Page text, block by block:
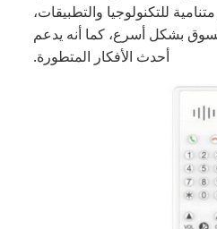
للتكنولوجيا والتطبيقات،
بشكل أسرع، كما أنه يدعم
أحدث الأفكار المتطورة.